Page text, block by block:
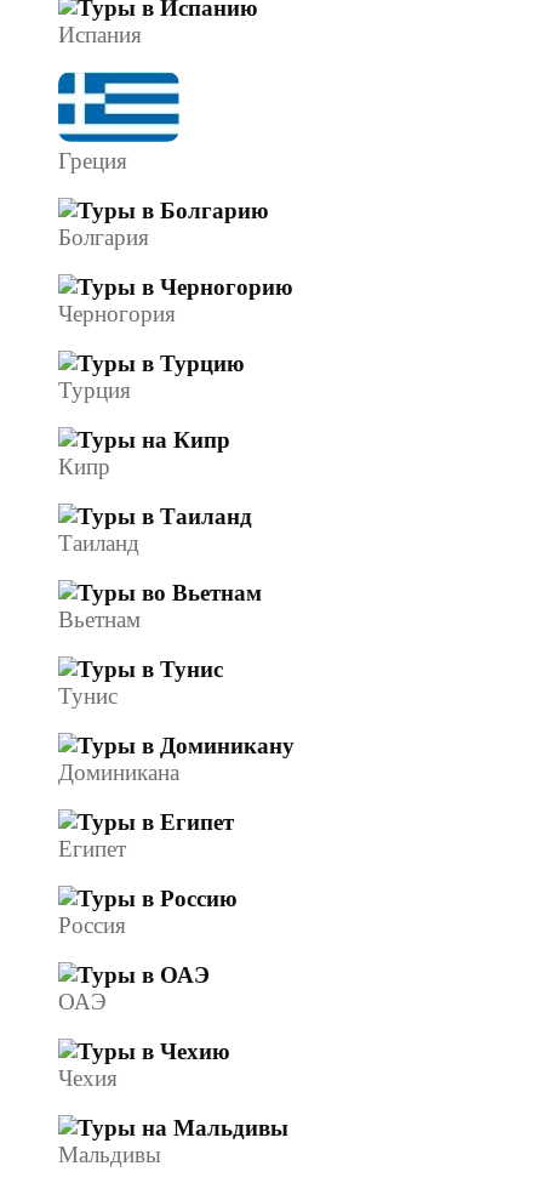
Испания
Греция
Болгария
Черногория
Турция
Кипр
Таиланд
Вьетнам
Тунис
Доминикана
Египет
Россия
ОАЭ
Чехия
Мальдивы